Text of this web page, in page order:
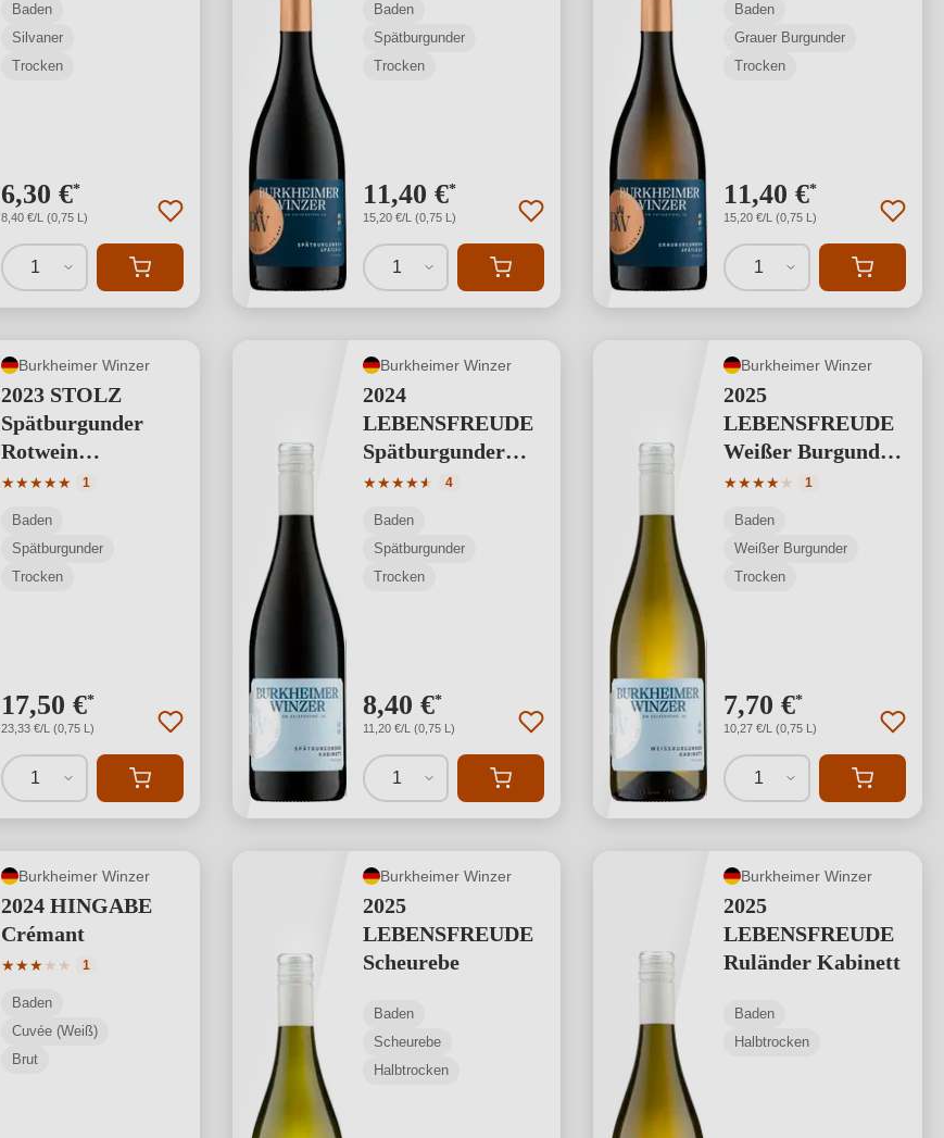
Baden
Silvaner
Trocken
6,30 €*
8,40 €/L (0,75 L)
1
Baden
Spätburgunder
Trocken
11,40 €*
15,20 €/L (0,75 L)
1
Baden
Grauer Burgunder
Trocken
11,40 €*
15,20 €/L (0,75 L)
1
Burkheimer Winzer
2023 STOLZ
Spätburgunder
Rotwein
"ViniGrande"
★★★★★
Durchschnittliche Bewertung von 5 von 5 Sternen
1
Baden
Spätburgunder
Trocken
17,50 €*
23,33 €/L (0,75 L)
1
Burkheimer Winzer
2024
LEBENSFREUDE
Spätburgunder
Rotwein Kabinett
★★★★★
★
Durchschnittliche Bewertung von 4.75 von 5 Sternen
4
Baden
Spätburgunder
Trocken
8,40 €*
11,20 €/L (0,75 L)
1
Burkheimer Winzer
2025
LEBENSFREUDE
Weißer Burgunder
Kabinett
★★★★★
Durchschnittliche
1
Baden
Weißer Burgunder
Trocken
7,70 €*
10,27 €/L (0,75 L)
1
Burkheimer Winzer
2024 HINGABE
Crémant
★★★★ ★
Durchschnittliche Bewertung von 3 von 5 Sternen
1
Baden
Cuvée (Weiß)
Brut
Burkheimer Winzer
2025
LEBENSFREUDE
Scheurebe
Baden
Scheurebe
Halbtrocken
Burkheimer Winzer
2025
LEBENSFREUDE
Ruländer Kabinett
Baden
Halbtrocken